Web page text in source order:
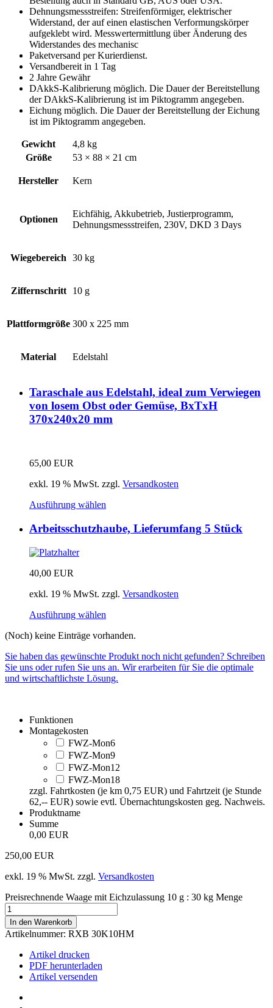
Dehnungsmessstreifen: Streifenförmiger, elektrischer
Widerstand, der auf einen elastischen Verformungskörper
aufgeklebt wird. Messwertermittlung über Änderung des
Widerstandes des mechanisc
Paketversand per Kurierdienst.
Versandbereit in 1 Tag
2 Jahre Gewähr
DAkkS-Kalibrierung möglich. Die Dauer der Bereitstellung
der DAkkS-Kalibrierung ist im Piktogramm angegeben.
Eichung möglich. Die Dauer der Bereitstellung der Eichung
ist im Piktogramm angegeben.
Gewicht
4,8 kg
Größe
53 × 88 × 21 cm
Hersteller Kern
Optionen
Eichfähig, Akkubetrieb, Justierprogramm,
Dehnungsmessstreifen, 230V, DKD 3 Days
Wiegebereich 30 kg
Ziffernschritt 10 g
Plattformgröße 300 x 225 mm
Material Edelstahl
Taraschale aus Edelstahl, ideal zum Verwiegen
von losem Obst oder Gemüse, BxTxH
370x240x20 mm
65,00 EUR
exkl. 19 % MwSt. zzgl. Versandkosten
Ausführung wählen
Arbeitsschutzhaube, Lieferumfang 5 Stück
40,00 EUR
exkl. 19 % MwSt. zzgl. Versandkosten
Ausführung wählen
(Noch) keine Einträge vorhanden.
Sie haben das gewünschte Produkt noch nicht gefunden? Schreiben
Sie uns oder rufen Sie uns an. Wir erarbeiten für Sie die optimale
und wirtschaftlichste Lösung.
Funktionen
Montagekosten
FWZ-Mon6
FWZ-Mon9
FWZ-Mon12
FWZ-Mon18
zzgl. Fahrtkosten (je km 0,75 EUR) und Fahrtzeit (je Stunde
62,-- EUR) sowie evtl. Übernachtungskosten geg. Nachweis.
Produktname
Summe
0,00 EUR
250,00 EUR
exkl. 19 % MwSt. zzgl. Versandkosten
Preisrechnende Waage mit Eichzulassung 10 g : 30 kg Menge
In den Warenkorb
Artikelnummer: RXB 30K10HM
Artikel drucken
PDF herunterladen
Artikel versenden